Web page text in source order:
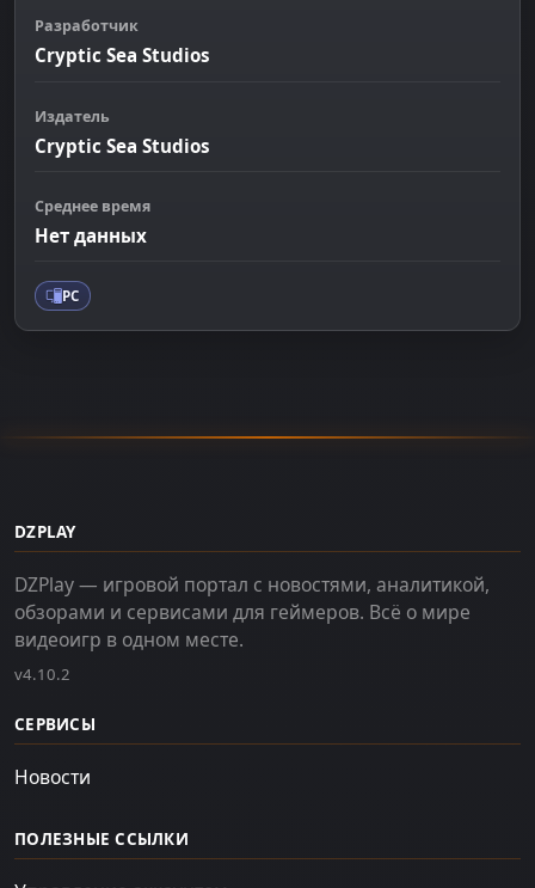
Разработчик
Cryptic Sea Studios
Издатель
Cryptic Sea Studios
Среднее время
Нет данных
PC
DZPLAY
DZPlay — игровой портал с новостями, аналитикой,
обзорами и сервисами для геймеров. Всё о мире
видеоигр в одном месте.
v4.10.2
СЕРВИСЫ
Новости
ПОЛЕЗНЫЕ ССЫЛКИ